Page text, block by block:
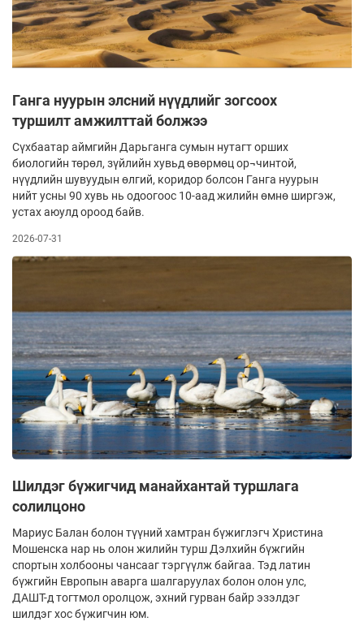
Ганга нуурын элсний нүүдлийг зогсоох
туршилт амжилттай болжээ
Сүхбаатар аймгийн Дарьганга сумын нутагт орших
биологийн төрөл, зүйлийн хувьд өвөрмөц ор¬чинтой,
нүүдлийн шувуудын өлгий, коридор болсон Ганга нуурын
нийт усны 90 хувь нь одоогоос 10-аад жилийн өмнө ширгэж,
устах аюулд ороод байв.
2026-07-31
Шилдэг бүжигчид манайхантай туршлага
солилцоно
Мариус Балан болон түүний хамтран бүжиглэгч Христина
Мошенска нар нь олон жилийн турш Дэлхийн бүжгийн
спортын холбооны чансааг тэргүүлж байгаа. Тэд латин
бүжгийн Европын аварга шалгаруулах болон олон улс,
ДАШТ-д тогтмол оролцож, эхний гурван байр эзэлдэг
шилдэг хос бүжигчин юм.